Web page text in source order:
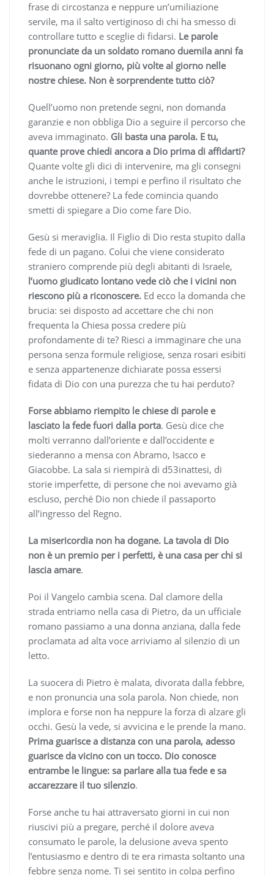
frase di circostanza e neppure un’umiliazione
servile, ma il salto vertiginoso di chi ha smesso di
controllare tutto e sceglie di fidarsi. Le parole
pronunciate da un soldato romano duemila anni fa
risuonano ogni giorno, più volte al giorno nelle
nostre chiese. Non è sorprendente tutto ciò?
Quell’uomo non pretende segni, non domanda
garanzie e non obbliga Dio a seguire il percorso che
aveva immaginato. Gli basta una parola. E tu,
quante prove chiedi ancora a Dio prima di affidarti?
Quante volte gli dici di intervenire, ma gli consegni
anche le istruzioni, i tempi e perfino il risultato che
dovrebbe ottenere? La fede comincia quando
smetti di spiegare a Dio come fare Dio.
Gesù si meraviglia. Il Figlio di Dio resta stupito dalla
fede di un pagano. Colui che viene considerato
straniero comprende più degli abitanti di Israele,
l’uomo giudicato lontano vede ciò che i vicini non
riescono più a riconoscere. Ed ecco la domanda che
brucia: sei disposto ad accettare che chi non
frequenta la Chiesa possa credere più
profondamente di te? Riesci a immaginare che una
persona senza formule religiose, senza rosari esibiti
e senza appartenenze dichiarate possa essersi
fidata di Dio con una purezza che tu hai perduto?
Forse abbiamo riempito le chiese di parole e
lasciato la fede fuori dalla porta. Gesù dice che
molti verranno dall’oriente e dall’occidente e
siederanno a mensa con Abramo, Isacco e
Giacobbe. La sala si riempirà di d53inattesi, di
storie imperfette, di persone che noi avevamo già
escluso, perché Dio non chiede il passaporto
all’ingresso del Regno.
La misericordia non ha dogane. La tavola di Dio
non è un premio per i perfetti, è una casa per chi si
lascia amare.
Poi il Vangelo cambia scena. Dal clamore della
strada entriamo nella casa di Pietro, da un ufficiale
romano passiamo a una donna anziana, dalla fede
proclamata ad alta voce arriviamo al silenzio di un
letto.
La suocera di Pietro è malata, divorata dalla febbre,
e non pronuncia una sola parola. Non chiede, non
implora e forse non ha neppure la forza di alzare gli
occhi. Gesù la vede, si avvicina e le prende la mano.
Prima guarisce a distanza con una parola, adesso
guarisce da vicino con un tocco. Dio conosce
entrambe le lingue: sa parlare alla tua fede e sa
accarezzare il tuo silenzio.
Forse anche tu hai attraversato giorni in cui non
riuscivi più a pregare, perché il dolore aveva
consumato le parole, la delusione aveva spento
l’entusiasmo e dentro di te era rimasta soltanto una
febbre senza nome. Ti sei sentito in colpa perfino